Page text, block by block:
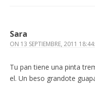
Sara
ON 13 SEPTIEMBRE, 2011
Tu pan tiene una pinta
el. Un beso grandote